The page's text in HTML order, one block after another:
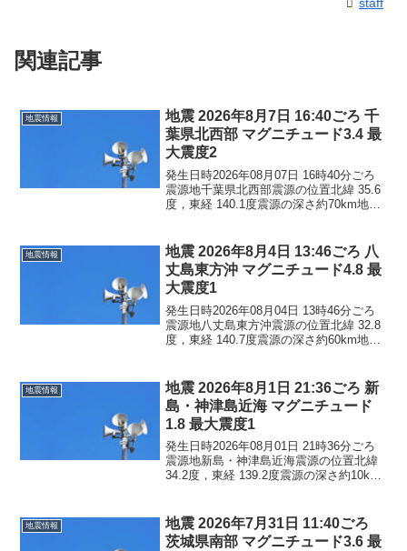
関連記事
地震情報
地震 2026年8月7日 16:40ごろ 千
葉県北西部 マグニチュード3.4 最
大震度2
発生日時2026年08月07日 16時40分ごろ
震源地千葉県北西部震源の位置北緯 35.6
度，東経 140.1度震源の深さ約70km地震
せん。震度2東京都東京練馬...
地震情報
地震 2026年8月4日 13:46ごろ 八
丈島東方沖 マグニチュード4.8 最
大震度1
発生日時2026年08月04日 13時46分ごろ
震源地八丈島東方沖震源の位置北緯 32.8
度，東経 140.7度震源の深さ約60km地震
せん。震度1東京都八丈町
地震情報
地震 2026年8月1日 21:36ごろ 新
島・神津島近海 マグニチュード
1.8 最大震度1
発生日時2026年08月01日 21時36分ごろ
震源地新島・神津島近海震源の位置北緯
34.2度，東経 139.2度震源の深さ約10km
りません。震度1東京都神津...
地震情報
地震 2026年7月31日 11:40ごろ
茨城県南部 マグニチュード3.6 最